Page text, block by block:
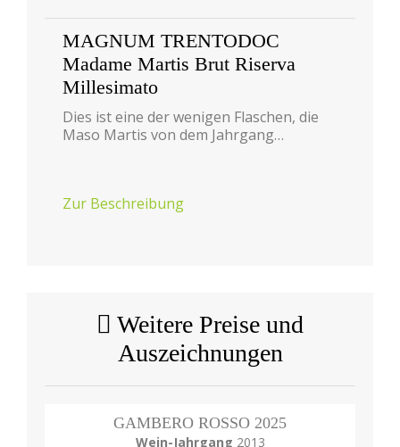
MAGNUM TRENTODOC
Madame Martis Brut Riserva
Millesimato
Dies ist eine der wenigen Flaschen, die
Maso Martis von dem Jahrgang…
Zur Beschreibung
Weitere Preise und
Auszeichnungen
GAMBERO ROSSO 2025
Wein-Jahrgang 2013